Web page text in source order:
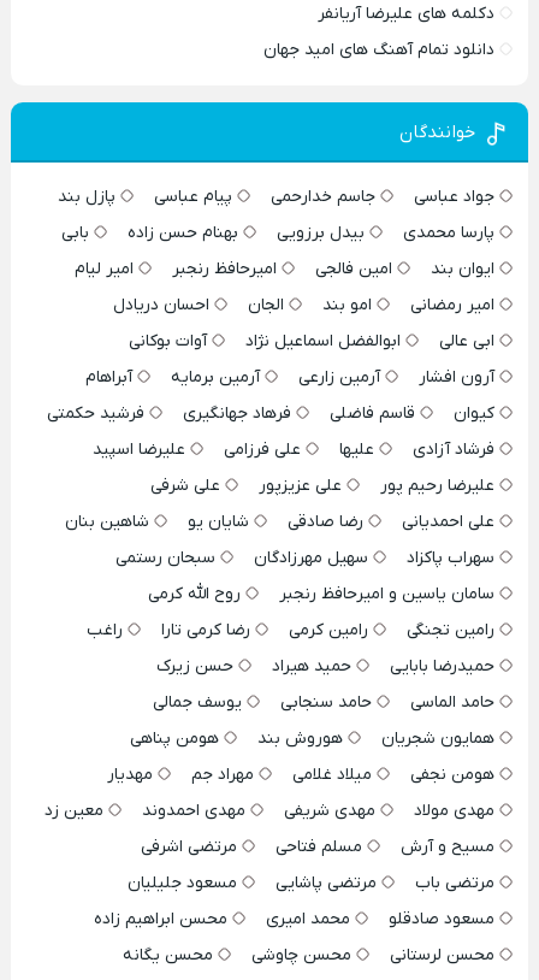
دکلمه های علیرضا آریانفر
دانلود تمام آهنگ های امید جهان
خوانندگان
جواد عباسی جاسم خدارحمی پیام عباسی
پازل بند
پارسا محمدی
بیدل برزویی بهنام حسن زاده
بابی
ایوان بند
امین فالجی امیرحافظ رنجبر
امیر لیام
امیر رمضانی
امو بند الجان
احسان دریادل
ابی عالی
ابوالفضل اسماعیل نژاد
آوات بوکانی
آرون افشار
آرمین زارعی آرمین برمایه
آبراهام
کیوان
قاسم فاضلی فرهاد جهانگیری
فرشید حکمتی
فرشاد آزادی
علیها علی فرزامی
علیرضا اسپید
علیرضا رحیم پور
علی عزیزپور
علی شرفی
علی احمدیانی
رضا صادقی شایان یو
شاهین بنان
سهراب پاکزاد
سهیل مهرزادگان
سبحان رستمی
سامان یاسین و امیرحافظ رنجبر
روح الله کرمی
رامین تجنگی
رامین کرمی رضا کرمی تارا
راغب
حمیدرضا بابایی
حمید هیراد
حسن زیرک
حامد الماسی
حامد سنجابی
یوسف جمالی
همایون شجریان
هوروش بند
هومن پناهی
هومن نجفی
میلاد غلامی مهراد جم
مهدیار
مهدی مولاد
مهدی شریفی مهدی احمدوند
معین زد
مسیح و آرش
مسلم فتاحی
مرتضی اشرفی
مرتضی باب
مرتضی پاشایی
مسعود جلیلیان
مسعود صادقلو
محمد امیری
محسن ابراهیم زاده
محسن لرستانی
محسن چاوشی
محسن یگانه